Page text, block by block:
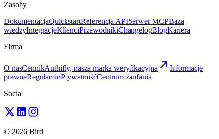
Zasoby
DokumentacjaQuickstartReferencja APISerwer MCPBaza
wiedzyIntegracjeKlienciPrzewodnikiChangelogBlogKariera
Firma
O nasCennikAuthifly, nasza marka weryfikacyjna
Informacje
prawneRegulaminPrywatnośćCentrum zaufania
Social
© 2026 Bird